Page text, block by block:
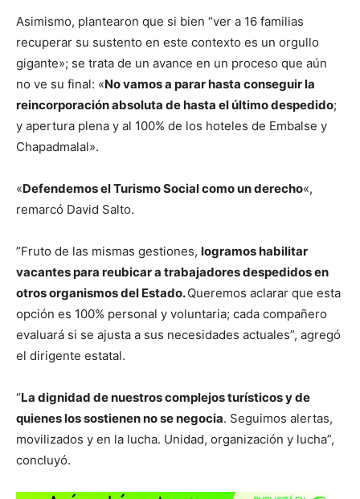
Asimismo, plantearon que si bien “​ver a 16 familias
recuperar su sustento en este contexto es un orgullo
gigante»; se trata de un avance en un proceso que aún
no ve su final: «No vamos a parar hasta conseguir la
reincorporación absoluta de hasta el último despedido;
y apertura plena y al 100% de los hoteles de Embalse y
Chapadmalal». ​
«Defendemos el Turismo Social como un derecho«,
remarcó David Salto.
​”Fruto de las mismas gestiones, logramos habilitar
vacantes para reubicar a trabajadores despedidos en
otros organismos del Estado.Queremos aclarar que esta
opción es 100% personal y voluntaria; cada compañero
evaluará si se ajusta a sus necesidades actuales”, agregó
el dirigente estatal.
“​La dignidad de nuestros complejos turísticos y de
quienes los sostienen no se negocia. Seguimos alertas,
movilizados y en la lucha. Unidad, organización y lucha”,
concluyó.